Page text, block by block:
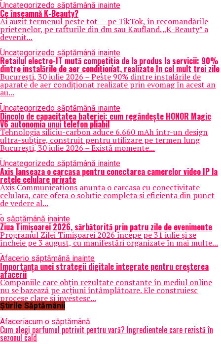
Uncategorizedo săptămână inainte
Ce înseamnă K-Beauty?
Ai auzit termenul peste tot — pe TikTok, în recomandările
prietenelor, pe rafturile din dm sau Kaufland. „K-Beauty” a
devenit...
Uncategorizedo săptămână inainte
Retailul electro-IT mută competiția de la produs la servicii: 90%
dintre instalările de aer condiționat, realizate în cel mult trei zile
București, 30 iulie 2026 – Peste 90% dintre instalările de
aparate de aer condiționat realizate prin evomag în acest an
au...
Uncategorizedo săptămână inainte
Dincolo de capacitatea bateriei: cum regândește HONOR Magic
V6 autonomia unui telefon pliabil
Tehnologia siliciu-carbon aduce 6.660 mAh într-un design
ultra-subțire, construit pentru utilizare pe termen lung
București, 30 iulie 2026 – Există momente...
Uncategorizedo săptămână inainte
Axis lanseaza o carcasa pentru conectarea camerelor video IP la
retele celulare private
Axis Communications anunta o carcasa cu conectivitate
celulara, care ofera o solutie completa si eficienta din punct
de vedere al...
o săptămână inainte
Ziua Timișoarei 2026, sărbătorită prin patru zile de evenimente
Programul Zilei Timișoarei 2026 începe pe 31 iulie și se
încheie pe 3 august, cu manifestări organizate în mai multe...
Afacerio săptămână inainte
Importanța unei strategii digitale integrate pentru creșterea
afacerii
Companiile care obțin rezultate constante în mediul online
nu se bazează pe acțiuni întâmplătoare. Ele construiesc
procese clare și investesc...
Știrile Săptămânii
Afaceriacum o săptămână
Cum alegi parfumul potrivit pentru vară? Ingredientele care rezistă în
sezonul cald